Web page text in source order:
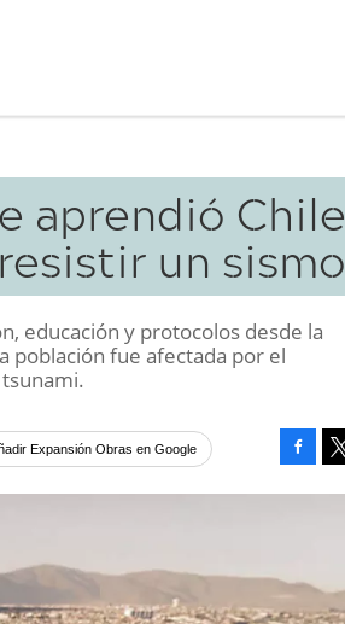
aprendió Chile
un sismo
educación y protocolos desde la
población fue afectada por el
Expansión Obras en Google